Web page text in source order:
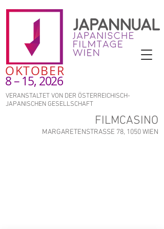
OKTOBER
8 – 15, 2026
VERANSTALTET VON DER ÖSTERREICHISCH-
JAPANISCHEN GESELLSCHAFT
FILMCASINO
MARGARETENSTRASSE 78, 1050 WIEN